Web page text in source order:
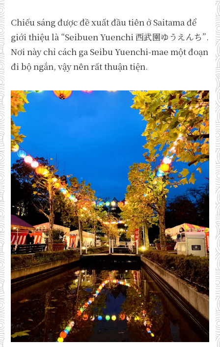
Chiếu sáng được đề xuất đầu tiên ở Saitama để
giới thiệu là “Seibuen Yuenchi 西武園ゆうえんち”.
Nơi này chỉ cách ga Seibu Yuenchi-mae một đoạn
đi bộ ngắn, vậy nên rất thuận tiện.